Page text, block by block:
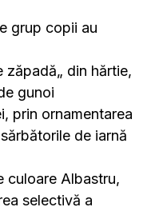
grup copii au
zăpadă„ din hărtie,
gunoi
prin ornamentarea
de iarnă
culoare Albastru,
selectivă a